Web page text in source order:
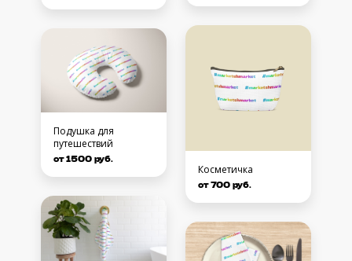
Подушка для
путешествий
от 1500 руб.
Косметичка
от 700 руб.